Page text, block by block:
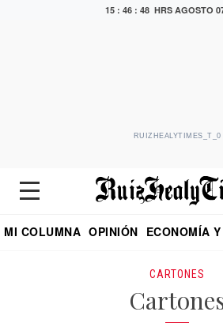
15 : 46 : 48 HRS AGOSTO
RUIZHEALYTIMES_T_0
MI COLUMNA OPINIÓN ECONOMÍA
CARTONES